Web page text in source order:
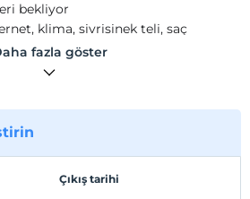
bekliyor
klima, sivrisinek teli, saç
çamaşırlık, mutfak, yemek
ve elektrikli su ısıtıcısı mevcuttur.
vermekteyiz.
fazla göster
Çıkış tarihi